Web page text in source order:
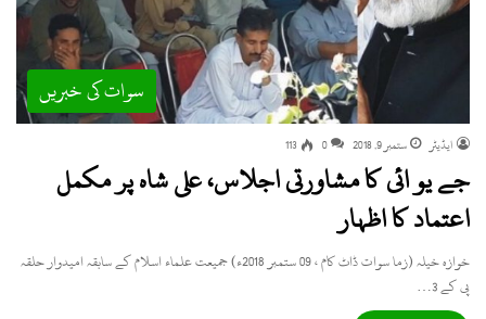
سوات کی خبریں
ایڈیٹر ستمبر 9, 2018 0
113
جے یو ائی کا مشاورتی اجلاس، علی شاہ پر مکمل
اعتماد کا اظہار
خوازہ خیلہ (زما سوات ڈاٹ کام ، 09 ستمبر 2018ء) جمیعت علماء اسلام کے سابقہ امیدوار حلقہ
پی کے 3…